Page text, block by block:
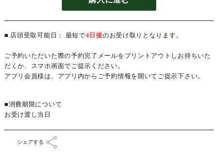
■ 店頭受取可能日： 最短で4日後のお受け取りとなります。
ご予約いただいた際の予約完了メールをプリントアウトしお持ちいた
だくか、スマホ画面でご提示ください。
アプリ会員様は、アプリ内からご予約情報を開いてご提示下さい。
■消費期限について
お受け渡し当日
シェアする